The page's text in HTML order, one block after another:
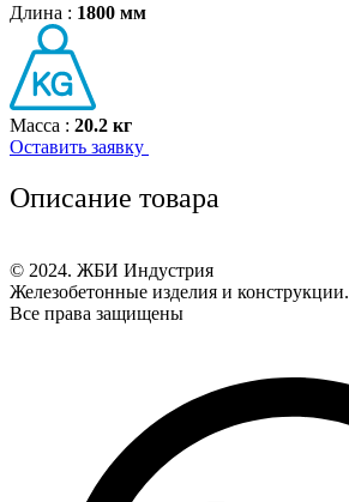
Длина : 1800 мм
Масса : 20.2 кг
Оставить заявку
Описание товара
© 2024. ЖБИ Индустрия
Железобетонные изделия и конструкции.
Все права защищены